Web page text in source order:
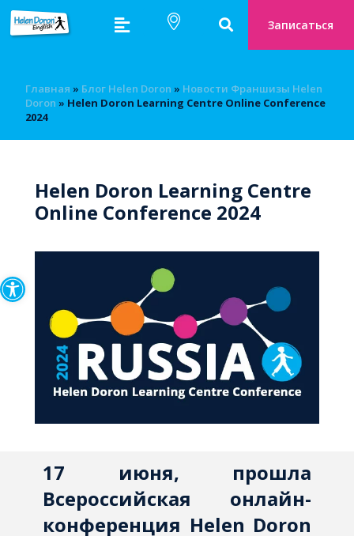
Открыть панель
Записаться
Главная » Блог Helen Doron » Новости Франшизы Helen
Doron » Helen Doron Learning Centre Online Conference
2024
Helen Doron Learning Centre
Online Conference 2024
17 июня, прошла
Всероссийская онлайн-
конференция Helen Doron